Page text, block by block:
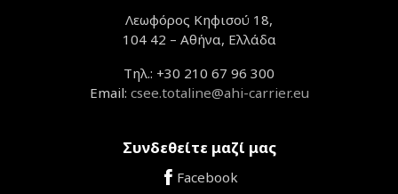
Λεωφόρος Κηφισού 18,
104 42 – Αθήνα, Ελλάδα
Τηλ.: +30 210 67 96 300
Email: csee.totaline@ahi-carrier.eu
Συνδεθείτε μαζί μας
Facebook